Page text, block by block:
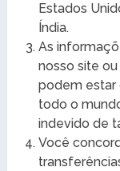
Estados
Índia.
As
nosso site
podem estar
todo o
indevido de
Você